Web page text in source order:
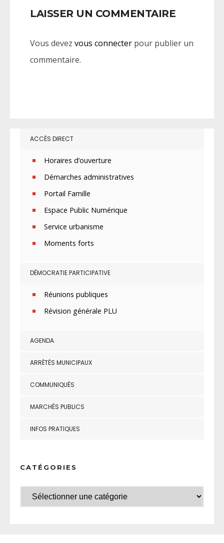
LAISSER UN COMMENTAIRE
Vous devez vous connecter pour publier un
commentaire.
ACCÈS DIRECT
Horaires d’ouverture
Démarches administratives
Portail Famille
Espace Public Numérique
Service urbanisme
Moments forts
DÉMOCRATIE PARTICIPATIVE
Réunions publiques
Révision générale PLU
AGENDA
ARRÊTÉS MUNICIPAUX
COMMUNIQUÉS
MARCHÉS PUBLICS
INFOS PRATIQUES
CATÉGORIES